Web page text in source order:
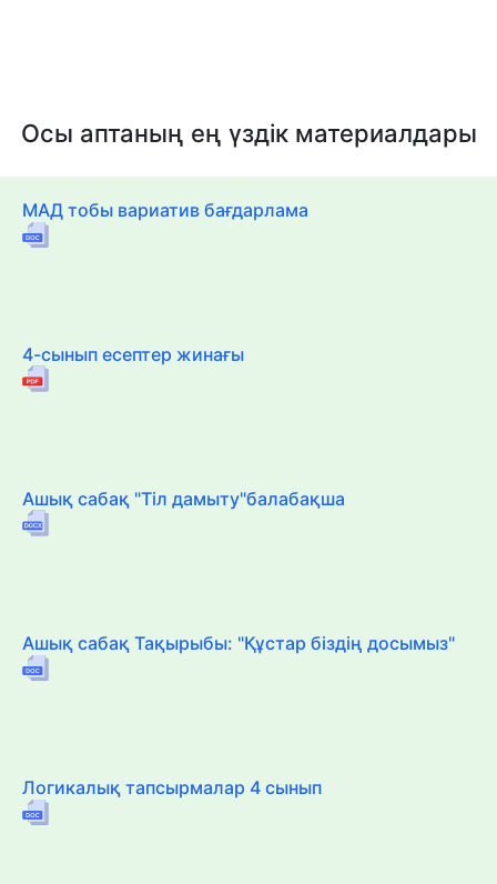
Осы аптаның ең үздік материалдары
МАД тобы вариатив бағдарлама
4-сынып есептер жинағы
Ашық сабақ "Тіл дамыту"балабақша
Ашық сабақ Тақырыбы: "Құстар біздің досымыз"
Логикалық тапсырмалар 4 сынып